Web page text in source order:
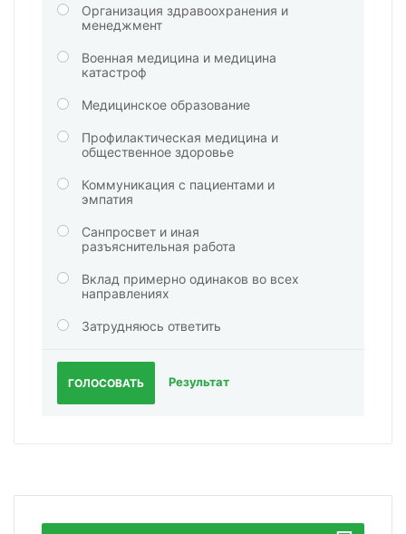
Организация здравоохранения и
менеджмент
Военная медицина и медицина
катастроф
Медицинское образование
Профилактическая медицина и
общественное здоровье
Коммуникация с пациентами и
эмпатия
Санпросвет и иная
разъяснительная работа
Вклад примерно одинаков во всех
направлениях
Затрудняюсь ответить
ГОЛОСОВАТЬ Результат